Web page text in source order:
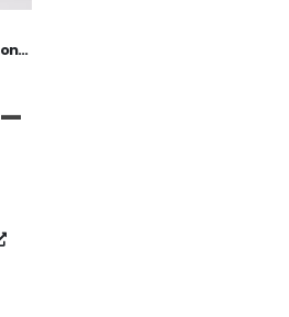
IPPONGEAR NXT Judo kimono plavi
–